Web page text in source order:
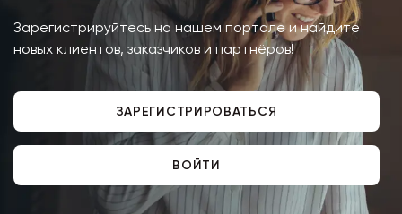
Зарегистрируйтесь на нашем портале и найдите
новых клиентов, заказчиков и партнёров!
ЗАРЕГИСТРИРОВАТЬСЯ
ВОЙТИ